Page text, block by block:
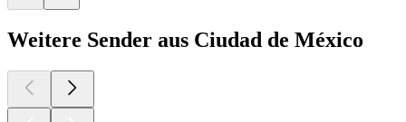
Weitere Sender aus Ciudad de México